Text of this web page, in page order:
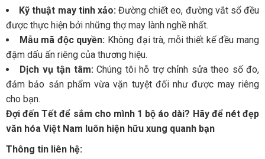
Kỹ thuật may tinh xảo:Đường chiết eo, đường vắt sổ đều
được thực hiện bởi những thợ may lành nghề nhất.
Mẫu mã độc quyền: Không đại trà, mỗi thiết kế đều mang
đậm dấu ấn riêng của thương hiệu.
Dịch vụ tận tâm:Chúng tôi hỗ trợ chỉnh sửa theo số đo,
đảm bảo sản phẩm vừa vặn tuyệt đối như được may riêng
cho bạn.
Đợi đến Tết để sắm cho mình 1 bộ áo dài? Hãy để nét đẹp
văn hóa Việt Nam luôn hiện hữu xung quanh bạn
Thông tin liên hệ: